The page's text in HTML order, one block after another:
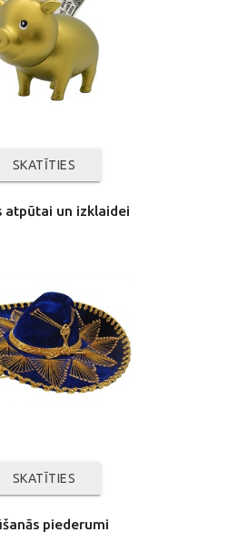
SKATĪTIES
atpūtai un izklaidei
SKATĪTIES
piederumi